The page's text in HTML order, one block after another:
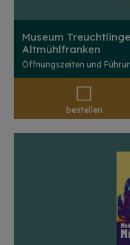
Museum
Altmühlfranken
Öffnungszeiten und
bestellen